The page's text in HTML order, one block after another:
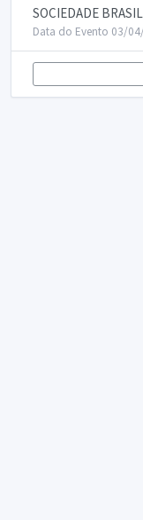
SOCIEDADE
Data do Evento 03/